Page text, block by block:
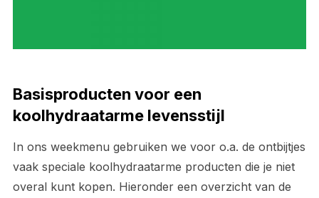
Basisproducten voor een
koolhydraatarme levensstijl
In ons weekmenu gebruiken we voor o.a. de ontbijtjes
vaak speciale koolhydraatarme producten die je niet
overal kunt kopen. Hieronder een overzicht van de